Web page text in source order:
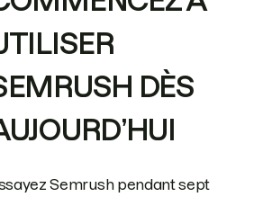
DÈS
Semrush pendant sept